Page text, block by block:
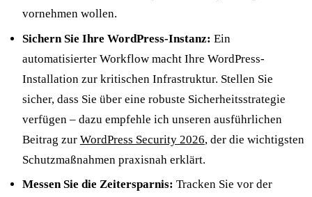
vornehmen wollen.
Sichern Sie Ihre WordPress-Instanz: Ein
automatisierter Workflow macht Ihre WordPress-
Installation zur kritischen Infrastruktur. Stellen Sie
sicher, dass Sie über eine robuste Sicherheitsstrategie
verfügen – dazu empfehle ich unseren ausführlichen
Beitrag zur WordPress Security 2026, der die wichtigsten
Schutzmaßnahmen praxisnah erklärt.
Messen Sie die Zeitersparnis: Tracken Sie vor der